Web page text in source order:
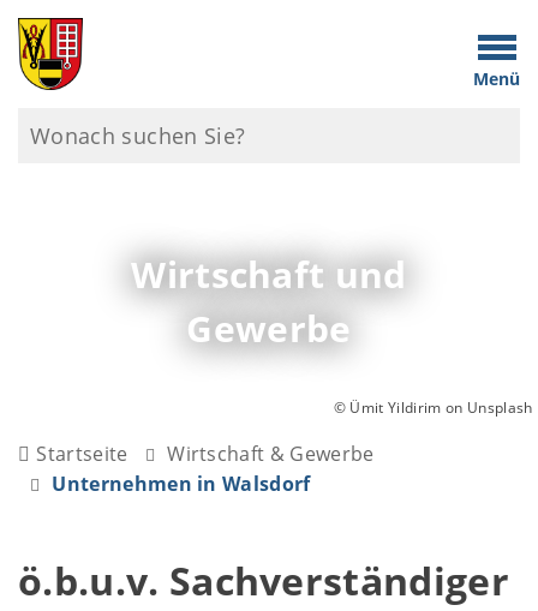
Menü
Wirtschaft und
Gewerbe
© Ümit Yildirim on Unsplash
Startseite
Wirtschaft & Gewerbe
Unternehmen in Walsdorf
ö.b.u.v. Sachverständiger